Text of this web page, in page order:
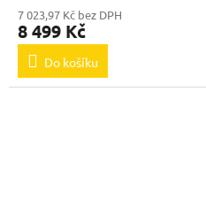
7 023,97 Kč bez DPH
8 499 Kč
Do košíku